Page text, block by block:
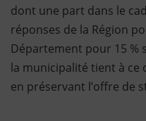
dont une part dans le
réponses de la Région
Département pour 15 %
la municipalité tient à ce
en préservant l’offre de